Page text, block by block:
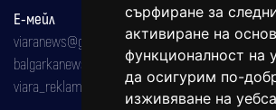
сърфиране за
активиране на
функционалност на
да осигурим по-
изживяване на
Е-мейл
viaranews@gmail.com
balgarkanews@gmail.com
viara_reklama@mail.bg